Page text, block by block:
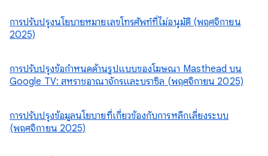
การปรับปรุงนโยบายหมายเลขโทรศัพท์ที่ไม่อนุมัติ (พฤศจิกายน
2025)
การปรับปรุงข้อกำหนดด้านรูปแบบของโฆษณา Masthead บน
Google TV: สหราชอาณาจักรและบราซิล (พฤศจิกายน 2025)
การปรับปรุงข้อมูลนโยบายที่เกี่ยวข้องกับการหลีกเลี่ยงระบบ
(พฤศจิกายน 2025)